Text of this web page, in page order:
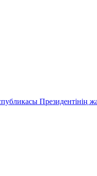
Президентінің